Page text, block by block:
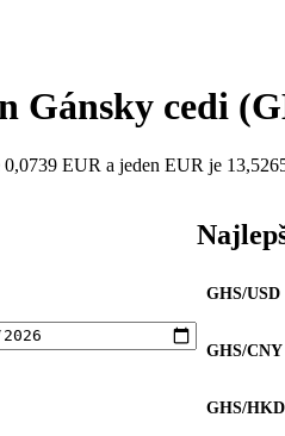
Gánsky cedi
0,0739 EUR a jeden EUR je
GHS/USD
GHS/CNY
GHS/HKD